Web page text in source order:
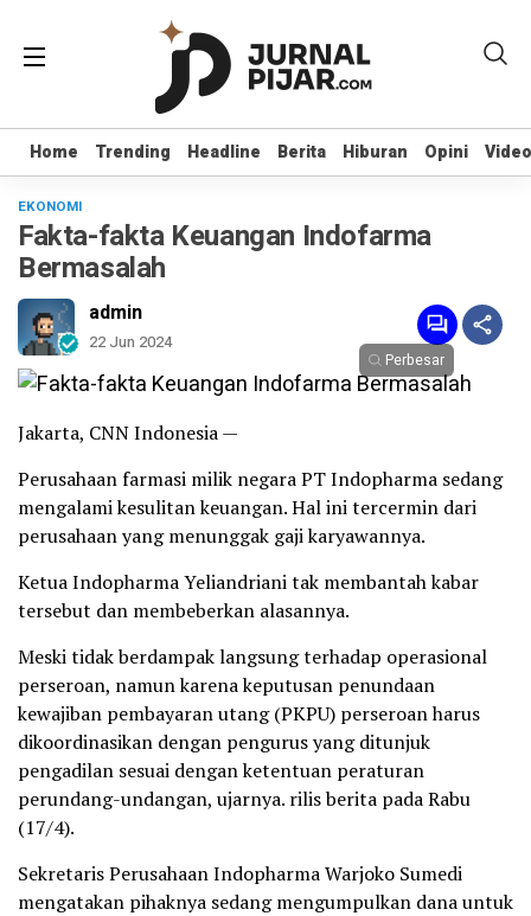
Home Trending Headline Berita Hiburan Opini Video
Home Trending Headline Berita Hiburan Opini Video
EKONOMI
Fakta-fakta Keuangan Indofarma
Bermasalah
admin
22 Jun 2024
Perbesar
Jakarta, CNN Indonesia —
Perusahaan farmasi milik negara PT Indopharma sedang
mengalami kesulitan keuangan. Hal ini tercermin dari
perusahaan yang menunggak gaji karyawannya.
Ketua Indopharma Yeliandriani tak membantah kabar
tersebut dan membeberkan alasannya.
Meski tidak berdampak langsung terhadap operasional
perseroan, namun karena keputusan penundaan
kewajiban pembayaran utang (PKPU) perseroan harus
dikoordinasikan dengan pengurus yang ditunjuk
pengadilan sesuai dengan ketentuan peraturan
perundang-undangan, ujarnya. rilis berita pada Rabu
(17/4).
Sekretaris Perusahaan Indopharma Warjoko Sumedi
mengatakan pihaknya sedang mengumpulkan dana untuk